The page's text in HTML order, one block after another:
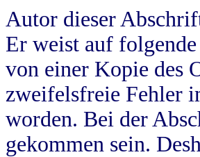
Autor dieser
Er weist auf
von einer Kopie des
zweifelsfreie Fehler
worden. Bei der
gekommen sein.